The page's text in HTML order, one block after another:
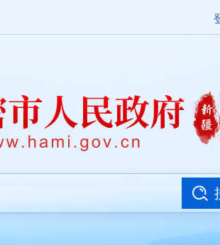
政务服务 政民互动